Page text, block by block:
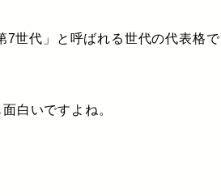
7世代」と呼ばれる世代の代表格で
白いですよね。